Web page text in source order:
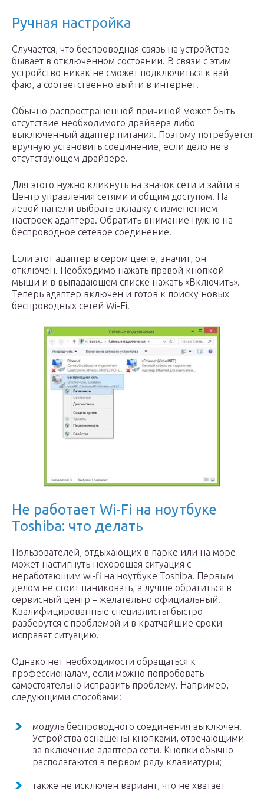
Ручная настройка
Случается, что беспроводная связь на устройстве
бывает в отключенном состоянии. В связи с этим
устройство никак не сможет подключиться к вай
фаю, а соответственно выйти в интернет.
Обычно распространенной причиной может быть
отсутствие необходимого драйвера либо
выключенный адаптер питания. Поэтому потребуется
вручную установить соединение, если дело не в
отсутствующем драйвере.
Для этого нужно кликнуть на значок сети и зайти в
Центр управления сетями и общим доступом. На
левой панели выбрать вкладку с изменением
настроек адаптера. Обратить внимание нужно на
беспроводное сетевое соединение.
Если этот адаптер в сером цвете, значит, он
отключен. Необходимо нажать правой кнопкой
мыши и в выпадающем списке нажать «Включить».
Теперь адаптер включен и готов к поиску новых
беспроводных сетей Wi-Fi.
Не работает Wi-Fi на ноутбуке
Toshiba: что делать
Пользователей, отдыхающих в парке или на море
может настигнуть нехорошая ситуация с
неработающим wi-fi на ноутбуке Toshiba. Первым
делом не стоит паниковать, а лучше обратиться в
сервисный центр – желательно официальный.
Квалифицированные специалисты быстро
разберутся с проблемой и в кратчайшие сроки
исправят ситуацию.
Однако нет необходимости обращаться к
профессионалам, если можно попробовать
самостоятельно исправить проблему. Например,
следующими способами:
модуль беспроводного соединения выключен.
Устройства оснащены кнопками, отвечающими
за включение адаптера сети. Кнопки обычно
располагаются в первом ряду клавиатуры;
также не исключен вариант, что не хватает